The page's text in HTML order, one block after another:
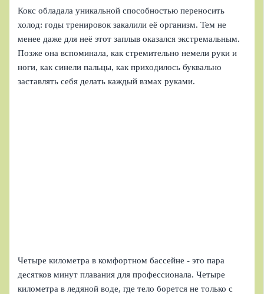
Кокс обладала уникальной способностью переносить
холод: годы тренировок закалили её организм. Тем не
менее даже для неё этот заплыв оказался экстремальным.
Позже она вспоминала, как стремительно немели руки и
ноги, как синели пальцы, как приходилось буквально
заставлять себя делать каждый взмах руками.
Четыре километра в комфортном бассейне - это пара
десятков минут плавания для профессионала. Четыре
километра в ледяной воде, где тело борется не только с